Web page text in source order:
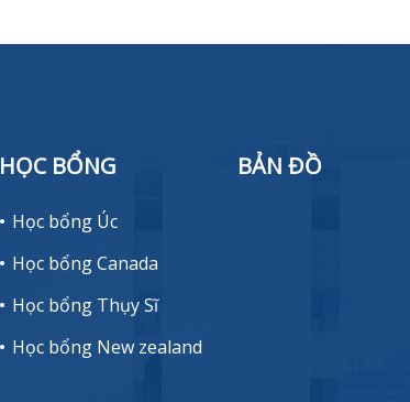
HỌC BỔNG
Học bổng Úc
Học bổng Canada
Học bổng Thụy Sĩ
Học bổng New zealand
BẢN ĐỒ